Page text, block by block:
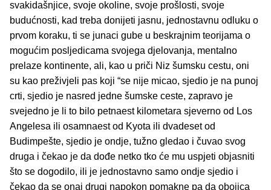
svakidašnjice, svoje okoline, svoje prošlosti, svoje
budućnosti, kad treba donijeti jasnu, jednostavnu odluku o
prvom koraku, ti se junaci gube u beskrajnim teorijama o
mogućim posljedicama svojega djelovanja, mentalno
prelaze kontinente, ali, kao u priči Niz šumsku cestu, oni
su kao preživjeli pas koji “se nije micao, sjedio je na punoj
crti, sjedio je nasred jedne šumske ceste, zapravo je
svejedno je li to bilo petnaest kilometara sjeverno od Los
Angelesa ili osamnaest od Kyota ili dvadeset od
Budimpešte, sjedio je ondje, tužno gledao i čuvao svog
druga i čekao je da dođe netko tko će mu uspjeti objasniti
što se dogodilo, ili je jednostavno samo ondje sjedio i
čekao da se onaj drugi napokon pomakne pa da obojica